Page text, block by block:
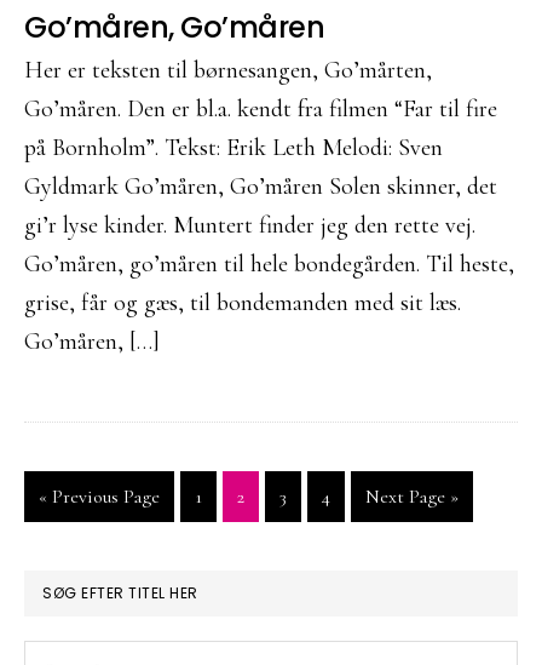
Go’måren, Go’måren
Her er teksten til børnesangen, Go’mårten,
Go’måren. Den er bl.a. kendt fra filmen “Far til fire
på Bornholm”. Tekst: Erik Leth Melodi: Sven
Gyldmark Go’måren, Go’måren Solen skinner, det
gi’r lyse kinder. Muntert finder jeg den rette vej.
Go’måren, go’måren til hele bondegården. Til heste,
grise, får og gæs, til bondemanden med sit læs.
Go’måren, […]
« Go
to
Previous Page Side
1 Side
2 Side
3 Side
4
Go
to
Next Page »
PRIMÆR
SIDEBAR
SØG EFTER TITEL HER